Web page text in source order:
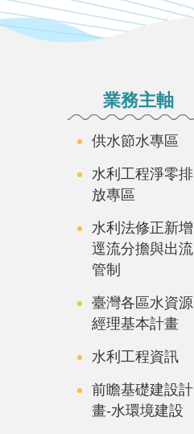
業務主軸
供水節水專區
水利工程淨零排
放專區
水利法修正新增
逕流分擔與出流
管制
臺灣各區水資源
經理基本計畫
水利工程資訊
前瞻基礎建設計
畫-水環境建設